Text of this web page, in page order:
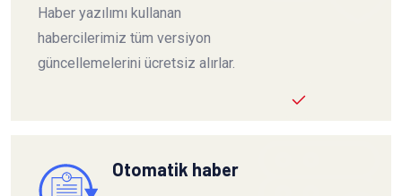
Haber yazılımı kullanan
habercilerimiz tüm versiyon
güncellemelerini ücretsiz alırlar.
Otomatik haber